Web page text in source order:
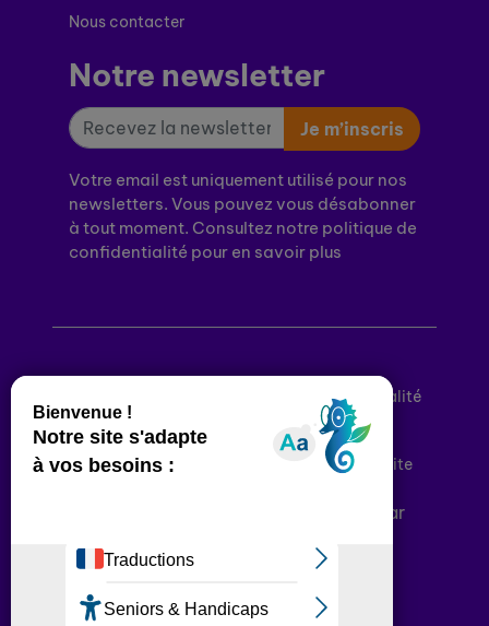
Nous contacter
Notre newsletter
Je m’inscris
Votre email est uniquement utilisé pour nos
newsletters. Vous pouvez vous désabonner
à tout moment. Consultez notre politique de
confidentialité pour en savoir plus
Politique de confidentialité
Conditions générales d’utilisation
Déclaration d’accessibilité
Plan du site
Plateforme développée en France par